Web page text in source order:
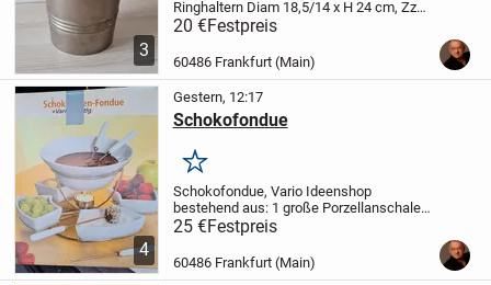
3
Ringhaltern Diam 18,5/14 x H 24 cm, Zzgl.
Versand oder Abholung
20 €Festpreis
60486 Frankfurt (Main)
4
Gestern, 12:17
Schokofondue
Merken
Schokofondue, Vario Ideenshop
bestehend aus: 1 große Porzellanschale,
Diam 19,5 x H 8 cm,
Porzellanschalen 14,5 x 8,5 x H 4 cm,
verchromtes Metallgestell, 15 cm hoch,
drehbar, 4...
25 €Festpreis
60486 Frankfurt (Main)